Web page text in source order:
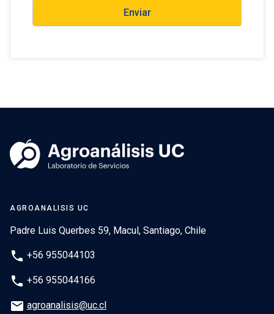
AGROANALISIS UC
Padre Luis Querbes 59, Macul, Santiago, Chile
phone +56 955044103
phone +56 955044166
email agroanalisis@uc.cl